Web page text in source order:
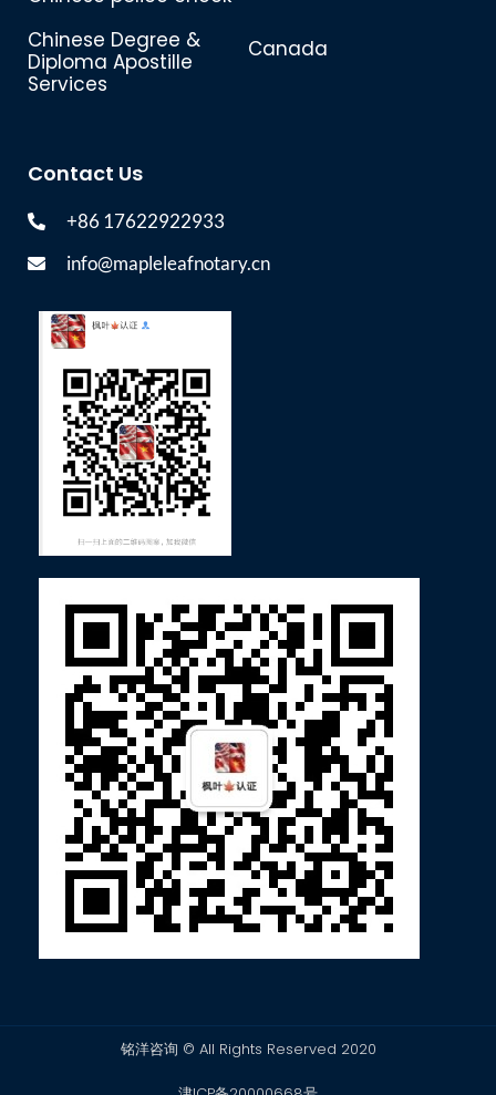
Chinese Degree &
Diploma Apostille
Services
Canada
Contact Us
+86 17622922933
info@mapleleafnotary.cn
铭洋咨询 © All Rights Reserved 2020